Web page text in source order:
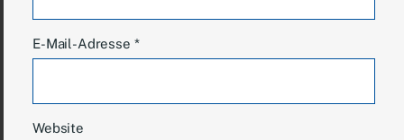
E-Mail-Adresse *
Website